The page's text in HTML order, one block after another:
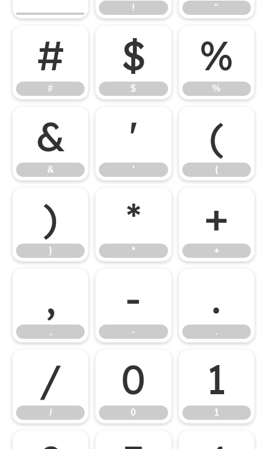
! "
#
#
$
$
%
%
&
&
'
'
(
(
)
)
*
*
+
+
,
,
-
-
.
.
/
/
0
0
1
1